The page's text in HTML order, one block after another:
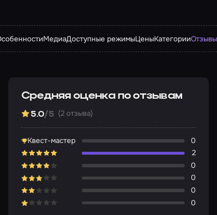
МедиаДоступные режимыЦеныКатегорииОтзывы
Средняя оценка по отзывам
5.0/5 (2 отзыва)
Квест-мастер
0
2
0
0
0
0